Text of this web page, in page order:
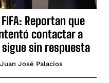
Reportan que
contactar a
sin respuesta
Juan José Palacios